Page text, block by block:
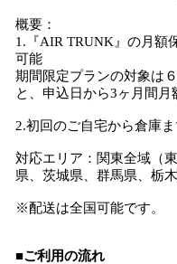
概要：
1.『AIR TRUNK』の月額
可能
期間限定プランの対象は
と、申込日から3ヶ月間月
2.初回のご自宅から倉庫
対応エリア：関東全域（
県、茨城県、群馬県、栃
※配送は全国可能です。
■ご利用の流れ